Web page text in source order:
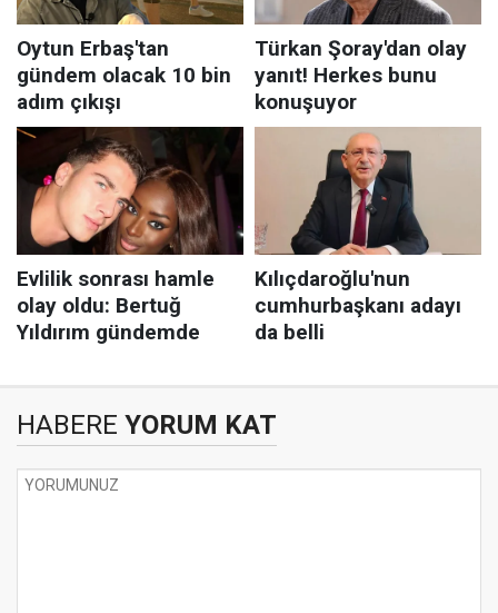
HABERE YORUM KAT